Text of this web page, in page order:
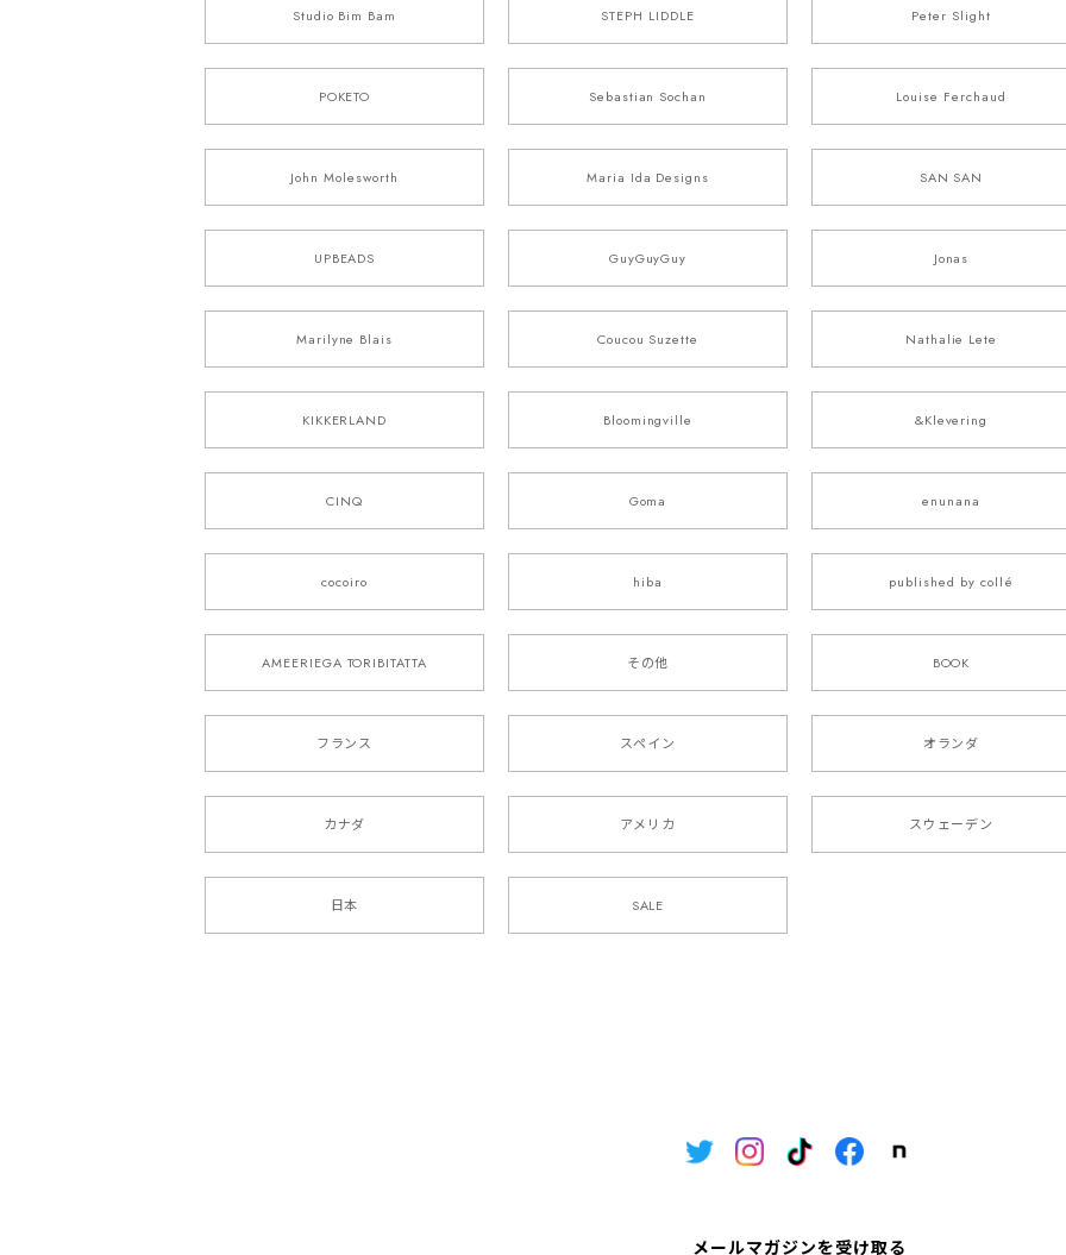
Studio Bim Bam STEPH LIDDLE Peter Slight
POKETO Sebastian Sochan Louise Ferchaud
John Molesworth Maria Ida Designs SAN SAN
UPBEADS GuyGuyGuy Jonas
Marilyne Blais Coucou Suzette Nathalie Lete
KIKKERLAND Bloomingville &Klevering
CINQ Goma enunana
cocoiro hiba published by collé
AMEERIEGA TORIBITATTA その他 BOOK
フランス スペイン オランダ
カナダ アメリカ スウェーデン
日本 SALE
メールマガジンを受け取る